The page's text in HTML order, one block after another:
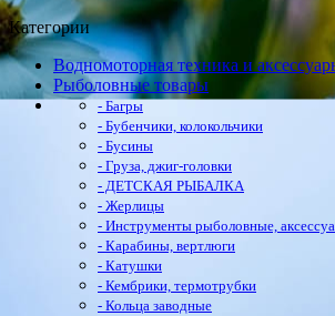
Категории
Водномоторная техника и
Рыболовные товары
- Багры
- Бубенчики, колокольчики
- Бусины
- Груза, джиг-головки
- ДЕТСКАЯ РЫБАЛКА
- Жерлицы
- Инструменты рыболовные,
- Карабины, вертлюги
- Катушки
- Кембрики, термотрубки
- Кольца заводные